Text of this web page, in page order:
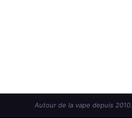
Autour de la vape depuis 2010.